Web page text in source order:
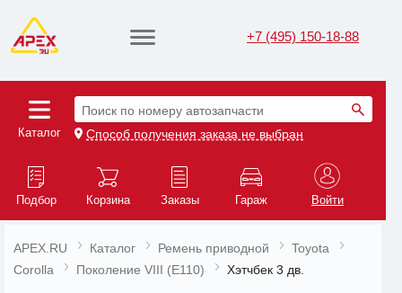
+7 (495) 150-18-88
Каталог
Поиск по номеру автозапчасти
Способ получения заказа не выбран
Подбор Корзина Заказы Гараж Войти
APEX.RU Каталог Ремень приводной
Toyota
Corolla
Поколение VIII (E110) Хэтчбек 3 дв.